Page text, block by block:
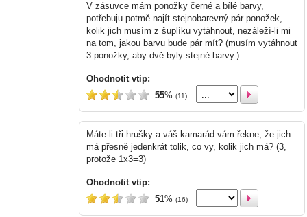
V zásuvce mám ponožky černé a bílé barvy,
potřebuju potmě najít stejnobarevný pár ponožek,
kolik jich musím z šuplíku vytáhnout, nezáleží-li mi
na tom, jakou barvu bude pár mít? (musím vytáhnout
3 ponožky, aby dvě byly stejné barvy.)
Ohodnotit vtip:
55% (11)
Máte-li tři hrušky a váš kamarád vám řekne, že jich
má přesně jedenkrát tolik, co vy, kolik jich má? (3,
protože 1x3=3)
Ohodnotit vtip:
51% (16)